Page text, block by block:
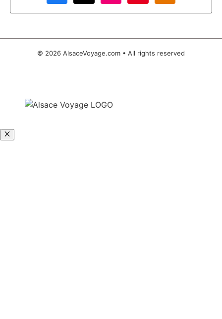
© 2026 AlsaceVoyage.com • All rights reserved